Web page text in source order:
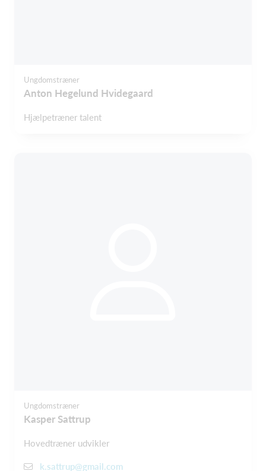
Ungdomstræner
Anton Hegelund Hvidegaard
Hjælpetræner talent
Ungdomstræner
Kasper Sattrup
Hovedtræner udvikler
k.sattrup@gmail.com